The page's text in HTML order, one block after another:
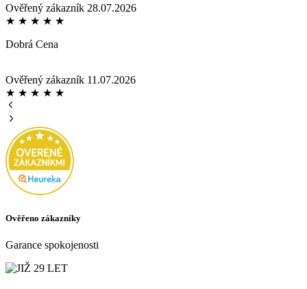
Ověřený zákazník 28.07.2026
★ ★ ★ ★ ★
Dobrá Cena
Ověřený zákazník 11.07.2026
★ ★ ★ ★ ★
Ověřeno zákazníky
Garance spokojenosti